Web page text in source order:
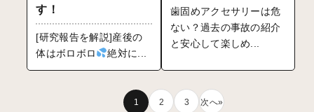
す！
[研究報告を解説]産後の
体はボロボロ
絶対に...
歯固めアクセサリーは危
ない？過去の事故の紹介
と安心して楽しめ...
1 2 3 次へ»